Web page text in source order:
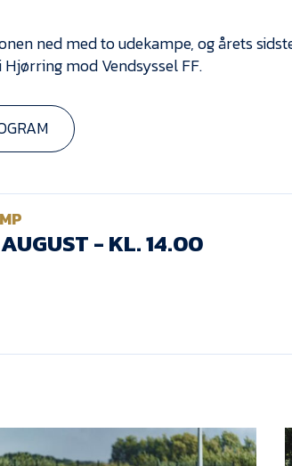
ned med to udekampe, og årets
Hjørring mod Vendsyssel FF.
- KL. 14.00